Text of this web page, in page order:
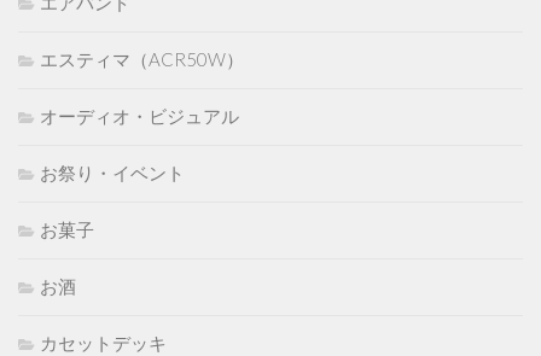
エスティマ（ACR50W）
オーディオ・ビジュアル
お祭り・イベント
お菓子
お酒
カセットデッキ